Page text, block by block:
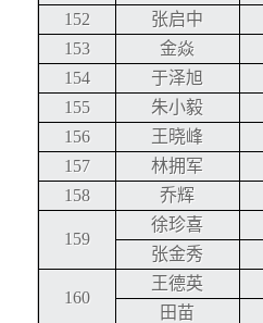
152
张启中
153
金焱
154
于泽旭
155
朱小毅
156
王晓峰
157
林拥军
158
乔辉
159
徐珍喜
张金秀
160
王德英
田苗